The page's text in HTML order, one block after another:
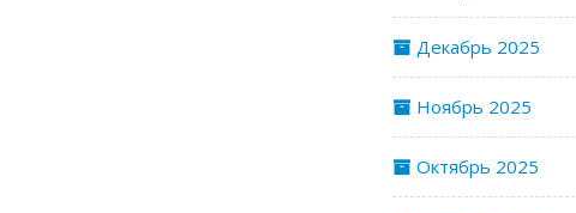
Декабрь 2025
Ноябрь 2025
Октябрь 2025